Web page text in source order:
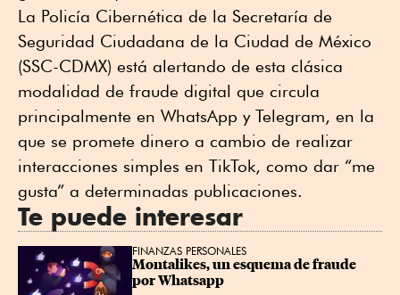
La Policía Cibernética de la Secretaría de
Seguridad Ciudadana de la Ciudad de México
(SSC-CDMX) está alertando de esta clásica
modalidad de fraude digital que circula
principalmente en WhatsApp y Telegram, en la
que se promete dinero a cambio de realizar
interacciones simples en TikTok, como dar “me
gusta” a determinadas publicaciones.
Te puede interesar
FINANZAS PERSONALES
Montalikes, un esquema de fraude
por Whatsapp